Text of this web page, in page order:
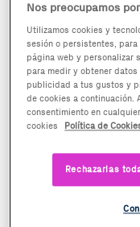
Nos preocupamos
Utilizamos cookies y
sesión o persistentes,
página web y personalizar
para medir y obtener
publicidad a tus gustos y
de cookies a continuación.
consentimiento en
cookies
Política de
Rechazarlas